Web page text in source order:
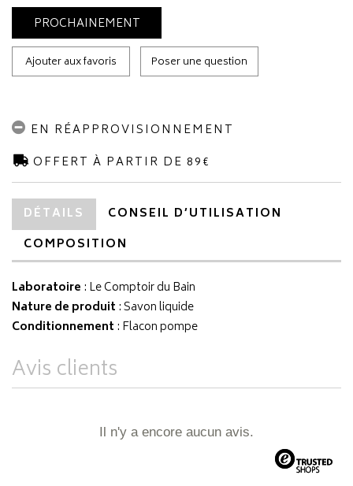
PROCHAINEMENT
Ajouter aux favoris Poser une question
EN RÉAPPROVISIONNEMENT
OFFERT À PARTIR DE 89€
DÉTAILS
CONSEIL D’UTILISATION
COMPOSITION
Laboratoire : Le Comptoir du Bain
Nature de produit : Savon liquide
Conditionnement : Flacon pompe
Avis clients
Il n'y a encore aucun avis.